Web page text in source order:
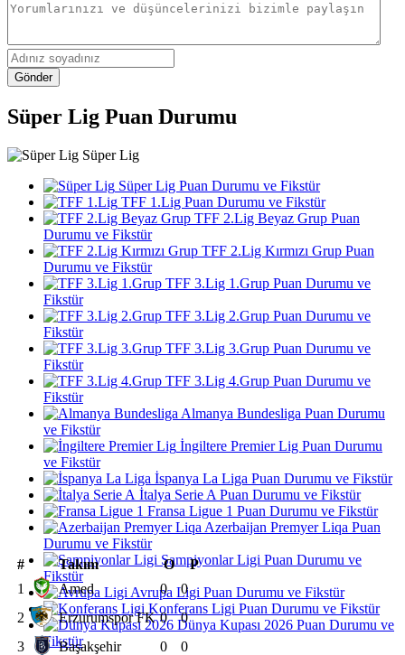
Gönder
Süper Lig Puan Durumu
Süper Lig
Süper Lig Puan Durumu ve Fikstür
TFF 1.Lig Puan Durumu ve Fikstür
TFF 2.Lig Beyaz Grup Puan
Durumu ve Fikstür
TFF 2.Lig Kırmızı Grup Puan
Durumu ve Fikstür
TFF 3.Lig 1.Grup Puan Durumu ve
Fikstür
TFF 3.Lig 2.Grup Puan Durumu ve
Fikstür
TFF 3.Lig 3.Grup Puan Durumu ve
Fikstür
TFF 3.Lig 4.Grup Puan Durumu ve
Fikstür
Almanya Bundesliga Puan Durumu
ve Fikstür
İngiltere Premier Lig Puan Durumu
ve Fikstür
İspanya La Liga Puan Durumu ve Fikstür
İtalya Serie A Puan Durumu ve Fikstür
Fransa Ligue 1 Puan Durumu ve Fikstür
Azerbaijan Premyer Liqa Puan
Durumu ve Fikstür
Şampiyonlar Ligi Puan Durumu ve
Fikstür
Avrupa Ligi Puan Durumu ve Fikstür
Konferans Ligi Puan Durumu ve Fikstür
Dünya Kupası 2026 Puan Durumu ve
Fikstür
# Takım O
P
1
Amed 0
0
2
Erzurumspor FK 0
0
3
Başakşehir 0
0